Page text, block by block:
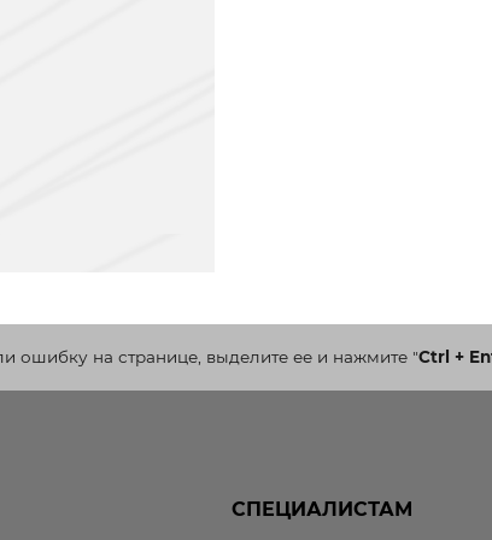
ошибку на странице, выделите ее и нажмите"Ctrl +
СПЕЦИАЛИСТАМ